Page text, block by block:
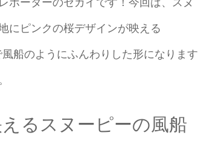
にピンクの桜デザインが映える
船のようにふんわりした形になります
るスヌーピーの風船